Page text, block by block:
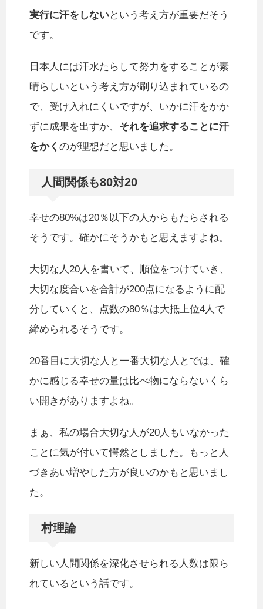
実行に汗をしないという考え方が重要だそう
です。
日本人には汗水たらして努力をすることが素
晴らしいという考え方が刷り込まれているの
で、受け入れにくいですが、いかに汗をかか
ずに成果を出すか、 それを追求することに汗
をかく のが理想だと思いました。
人間関係も80対20
幸せの80%は20％以下の人からもたらされる
そうです。確かにそうかもと思えますよね。
大切な人20人を書いて、順位をつけていき、
大切な度合いを合計が200点になるように配
分していくと、点数の80％は大抵上位4人で
締められるそうです。
20番目に大切な人と一番大切な人とでは、確
かに感じる幸せの量は比べ物にならないくら
い開きがありますよね。
まぁ、私の場合大切な人が20人もいなかった
ことに気が付いて愕然としました。もっと人
づきあい増やした方が良いのかもと思いまし
た。
村理論
新しい人間関係を深化させられる人数は限ら
れているという話です。